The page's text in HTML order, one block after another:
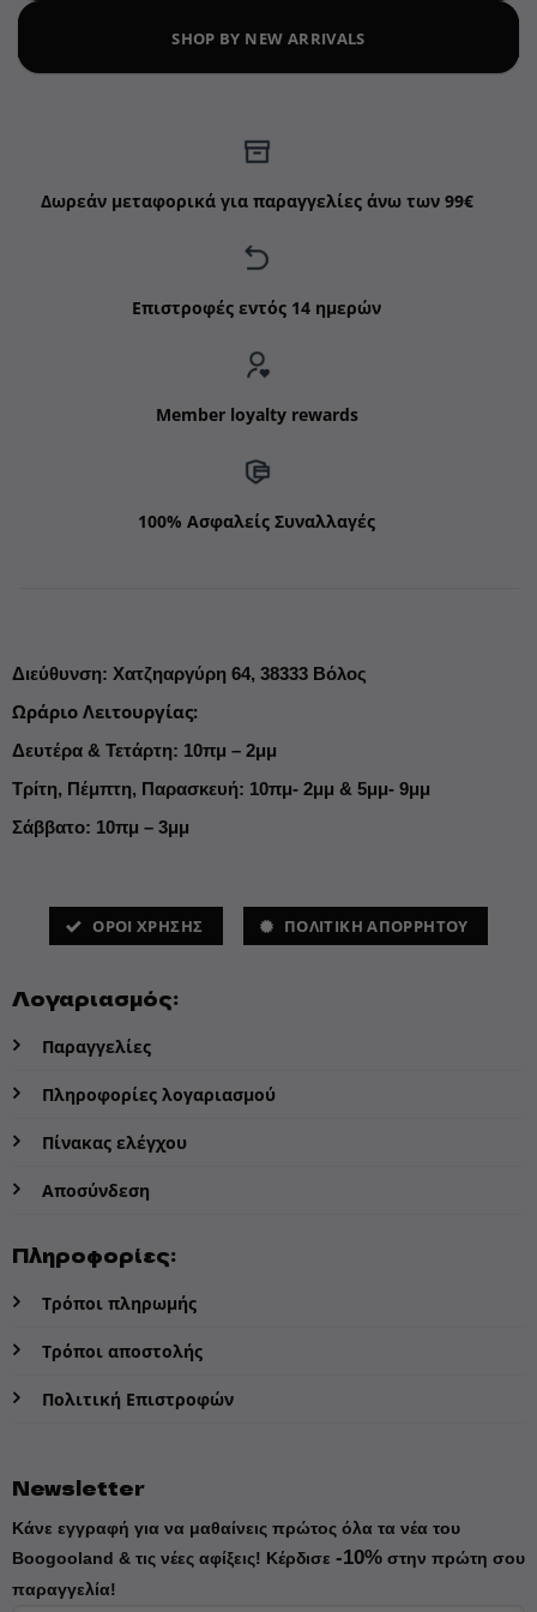
SHOP BY NEW ARRIVALS
Δωρεάν μεταφορικά για παραγγελίες άνω των 99€
Επιστροφές εντός 14 ημερών
Member loyalty rewards
100% Ασφαλείς Συναλλαγές
Διεύθυνση: Χατζηαργύρη 64, 38333 Βόλος
Ωράριο Λειτουργίας:
Δευτέρα & Τετάρτη: 10πμ – 2μμ
Τρίτη, Πέμπτη, Παρασκευή: 10πμ- 2μμ & 5μμ- 9μμ
Σάββατο: 10πμ – 3μμ
ΌΡΟΙ ΧΡΗΣΗΣ ΠΟΛΙΤΙΚΗ ΑΠΟΡΡΗΤΟΥ
Λογαριασμός:
Παραγγελίες
Πληροφορίες λογαριασμού
Πίνακας ελέγχου
Αποσύνδεση
Πληροφορίες:
Τρόποι πληρωμής
Τρόποι αποστολής
Πολιτική Επιστροφών
Newsletter
Κάνε εγγραφή για να μαθαίνεις πρώτος όλα τα νέα του
Boogooland & τις νέες αφίξεις! Κέρδισε -10%στην πρώτη σου
παραγγελία!